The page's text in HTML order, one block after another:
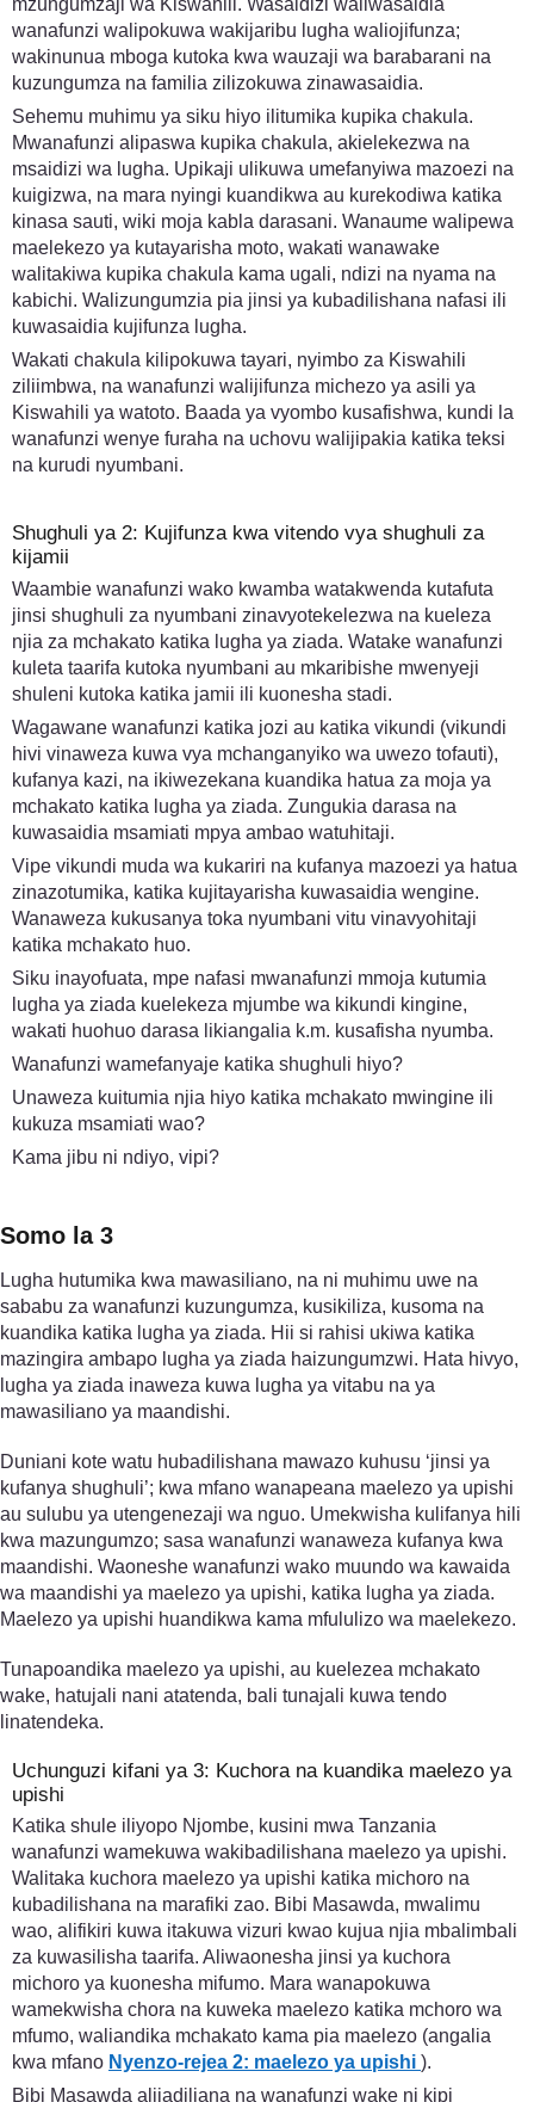
mzungumzaji wa Kiswahili. Wasaidizi waliwasaidia
wanafunzi walipokuwa wakijaribu lugha waliojifunza;
wakinunua mboga kutoka kwa wauzaji wa barabarani na
kuzungumza na familia zilizokuwa zinawasaidia.
Sehemu muhimu ya siku hiyo ilitumika kupika chakula.
Mwanafunzi alipaswa kupika chakula, akielekezwa na
msaidizi wa lugha. Upikaji ulikuwa umefanyiwa mazoezi na
kuigizwa, na mara nyingi kuandikwa au kurekodiwa katika
kinasa sauti, wiki moja kabla darasani. Wanaume walipewa
maelekezo ya kutayarisha moto, wakati wanawake
walitakiwa kupika chakula kama ugali, ndizi na nyama na
kabichi. Walizungumzia pia jinsi ya kubadilishana nafasi ili
kuwasaidia kujifunza lugha.
Wakati chakula kilipokuwa tayari, nyimbo za Kiswahili
ziliimbwa, na wanafunzi walijifunza michezo ya asili ya
Kiswahili ya watoto. Baada ya vyombo kusafishwa, kundi la
wanafunzi wenye furaha na uchovu walijipakia katika teksi
na kurudi nyumbani.
Shughuli ya 2: Kujifunza kwa vitendo vya shughuli za
kijamii
Waambie wanafunzi wako kwamba watakwenda kutafuta
jinsi shughuli za nyumbani zinavyotekelezwa na kueleza
njia za mchakato katika lugha ya ziada. Watake wanafunzi
kuleta taarifa kutoka nyumbani au mkaribishe mwenyeji
shuleni kutoka katika jamii ili kuonesha stadi.
Wagawane wanafunzi katika jozi au katika vikundi (vikundi
hivi vinaweza kuwa vya mchanganyiko wa uwezo tofauti),
kufanya kazi, na ikiwezekana kuandika hatua za moja ya
mchakato katika lugha ya ziada. Zungukia darasa na
kuwasaidia msamiati mpya ambao watuhitaji.
Vipe vikundi muda wa kukariri na kufanya mazoezi ya hatua
zinazotumika, katika kujitayarisha kuwasaidia wengine.
Wanaweza kukusanya toka nyumbani vitu vinavyohitaji
katika mchakato huo.
Siku inayofuata, mpe nafasi mwanafunzi mmoja kutumia
lugha ya ziada kuelekeza mjumbe wa kikundi kingine,
wakati huohuo darasa likiangalia k.m. kusafisha nyumba.
Wanafunzi wamefanyaje katika shughuli hiyo?
Unaweza kuitumia njia hiyo katika mchakato mwingine ili
kukuza msamiati wao?
Kama jibu ni ndiyo, vipi?
Somo la 3
Lugha hutumika kwa mawasiliano, na ni muhimu uwe na
sababu za wanafunzi kuzungumza, kusikiliza, kusoma na
kuandika katika lugha ya ziada. Hii si rahisi ukiwa katika
mazingira ambapo lugha ya ziada haizungumzwi. Hata hivyo,
lugha ya ziada inaweza kuwa lugha ya vitabu na ya
mawasiliano ya maandishi.
Duniani kote watu hubadilishana mawazo kuhusu ‘jinsi ya
kufanya shughuli’; kwa mfano wanapeana maelezo ya upishi
au sulubu ya utengenezaji wa nguo. Umekwisha kulifanya hili
kwa mazungumzo; sasa wanafunzi wanaweza kufanya kwa
maandishi. Waoneshe wanafunzi wako muundo wa kawaida
wa maandishi ya maelezo ya upishi, katika lugha ya ziada.
Maelezo ya upishi huandikwa kama mfululizo wa maelekezo.
Tunapoandika maelezo ya upishi, au kuelezea mchakato
wake, hatujali nani atatenda, bali tunajali kuwa tendo
linatendeka.
Uchunguzi kifani ya 3: Kuchora na kuandika maelezo ya
upishi
Katika shule iliyopo Njombe, kusini mwa Tanzania
wanafunzi wamekuwa wakibadilishana maelezo ya upishi.
Walitaka kuchora maelezo ya upishi katika michoro na
kubadilishana na marafiki zao. Bibi Masawda, mwalimu
wao, alifikiri kuwa itakuwa vizuri kwao kujua njia mbalimbali
za kuwasilisha taarifa. Aliwaonesha jinsi ya kuchora
michoro ya kuonesha mifumo. Mara wanapokuwa
wamekwisha chora na kuweka maelezo katika mchoro wa
mfumo, waliandika mchakato kama pia maelezo (angalia
kwa mfano Nyenzo-rejea 2: maelezo ya upishi ).
Bibi Masawda alijadiliana na wanafunzi wake ni kipi